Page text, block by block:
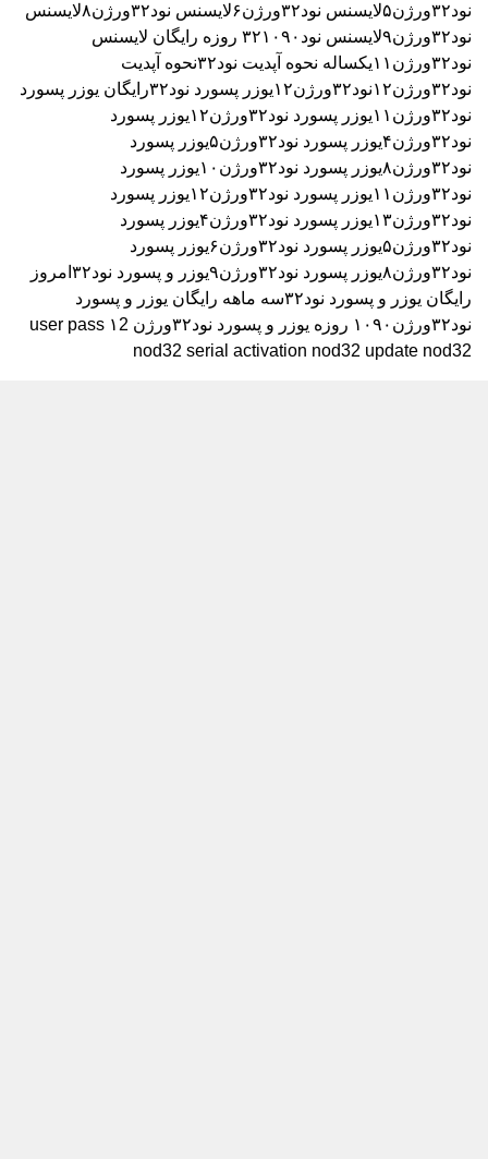
نود۳۲ورژن۵
لایسنس نود۳۲ورژن۶ لایسنس نود۳۲ورژن۸
لایسنس
نود۳۲ورژن۹
لایسنس نود۳۲۱۰۹۰ روزه رایگان
لایسنس
نود۳۲ورژن۱۱یکساله
نحوه آپدیت نود۳۲
نحوه آپدیت
نود۳۲ورژن۱۲
نود۳۲ورژن۱۲ یوزر پسورد نود۳۲رایگان
یوزر پسورد
نود۳۲ورژن۱۱
یوزر پسورد نود۳۲ورژن۱۲
یوزر پسورد
نود۳۲ورژن۴
یوزر پسورد نود۳۲ورژن۵
یوزر پسورد
نود۳۲ورژن۸
یوزر پسورد نود۳۲ورژن۱۰
یوزر پسورد
نود۳۲ورژن۱۱
یوزر پسورد نود۳۲ورژن۱۲
یوزر پسورد
نود۳۲ورژن۱۳
یوزر پسورد نود۳۲ورژن۴
یوزر پسورد
نود۳۲ورژن۵
یوزر پسورد نود۳۲ورژن۶
یوزر پسورد
نود۳۲ورژن۸
یوزر پسورد نود۳۲ورژن۹
یوزر و پسورد نود۳۲امروز
رایگان یوزر و پسورد نود۳۲سه ماهه رایگان
یوزر و پسورد
نود۳۲ورژن۱۰۹۰ روزه
یوزر و پسورد نود۳۲ورژن ۱2
user pass
nod32 serial activation nod32 update nod32